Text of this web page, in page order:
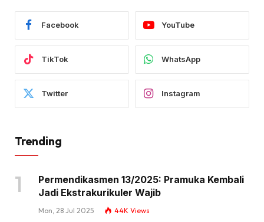
Facebook YouTube
TikTok WhatsApp
Twitter Instagram
Trending
Permendikasmen 13/2025: Pramuka Kembali
Jadi Ekstrakurikuler Wajib
Mon, 28 Jul 2025 44K Views